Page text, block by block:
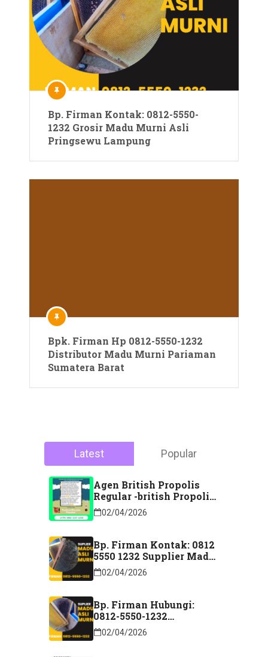
Bp. Firman Kontak: 0812-5550-
1232 Grosir Madu Murni Asli
Pringsewu Lampung
Bpk. Firman Hp 0812-5550-1232
Distributor Madu Murni Pariaman
Sumatera Barat
Latest Popular
Agen British Propolis
Regular -british Propolis
Regular Di Majene
Sulawesi Barat Hubungi
02/04/2026
Bp. Firman Kontak: 0812
5550 1232 Supplier Madu
Asli Murni Sidoarjo
Jawa Timur
02/04/2026
Bp. Firman Hubungi:
0812-5550-1232
Distributor Madu Murni
Lubuk Linggau Sumatera
02/04/2026